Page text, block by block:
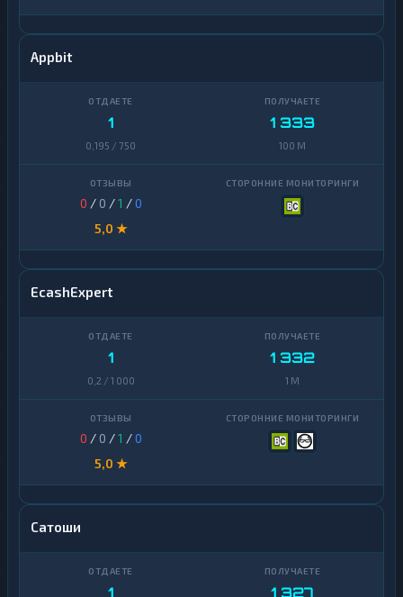
Appbit
1
0,195 / 750
1 333
100 M
0 / 0 /1 /0
5,0 ★
EcashExpert
1
0,2 / 1 000
1 332
1 M
0 / 0 /1 /0
5,0 ★
Сатоши
1 1 327